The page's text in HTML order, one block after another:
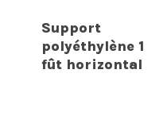
Support
polyéthylène 1
fût horizontal